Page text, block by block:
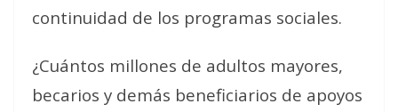
continuidad de los programas sociales.
¿Cuántos millones de adultos mayores,
becarios y demás beneficiarios de apoyos